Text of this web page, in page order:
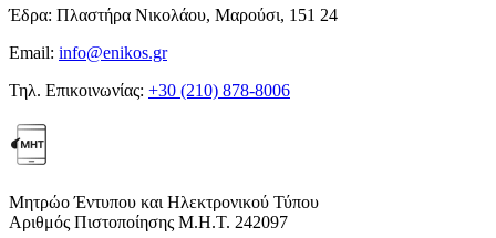
Έδρα: Πλαστήρα Νικολάου, Μαρούσι, 151 24
Email: info@enikos.gr
Τηλ. Επικοινωνίας: +30 (210) 878-8006
Μητρώο Έντυπου και Ηλεκτρονικού Τύπου
Αριθμός Πιστοποίησης Μ.Η.Τ. 242097